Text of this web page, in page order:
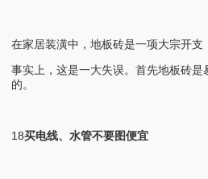
在家居装潢中，地板砖是一项大宗开
事实上，这是一大失误。首先地板砖
的。
18买电线、水管不要图便宜